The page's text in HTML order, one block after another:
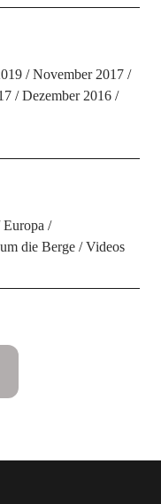
November 2017
Dezember 2016
Europa
die Berge Videos